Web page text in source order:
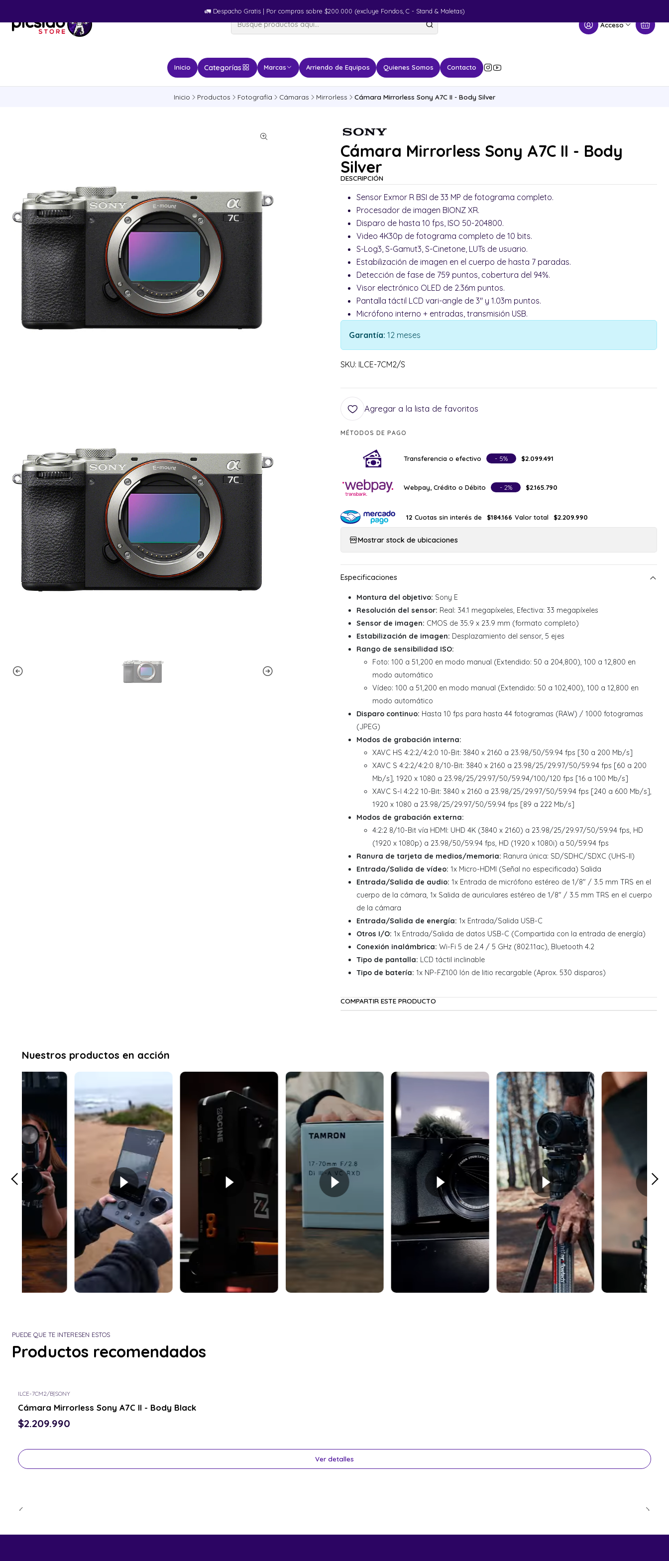
Acceso
Inicio Categorías Marcas Arriendo de Equipos Quienes Somos Contacto
🚛​ Despacho Gratis | Por compras sobre $200.000 (excluye Fondos, C - Stand & Maletas)
Inicio Productos Fotografía Cámaras Mirrorless Cámara Mirrorless Sony A7C II - Body Silver
Cámara Mirrorless Sony A7C II - Body
Silver
DESCRIPCIÓN
Sensor Exmor R BSI de 33 MP de fotograma completo.
Procesador de imagen BIONZ XR.
Disparo de hasta 10 fps, ISO 50-204800.
Video 4K30p de fotograma completo de 10 bits.
S-Log3, S-Gamut3, S-Cinetone, LUTs de usuario.
Estabilización de imagen en el cuerpo de hasta 7 paradas.
Detección de fase de 759 puntos, cobertura del 94%.
Visor electrónico OLED de 2.36m puntos.
Pantalla táctil LCD vari-angle de 3" y 1.03m puntos.
Micrófono interno + entradas, transmisión USB.
Garantía: 12 meses
SKU: ILCE-7CM2/S
Agregar a la lista de favoritos
MÉTODOS DE PAGO
Transferencia o efectivo - 5% $2.099.491
Webpay, Crédito o Débito - 2% $2.165.790
12 Cuotas sin interés de $184.166 Valor total $2.209.990
Mostrar stock de ubicaciones
Montura del objetivo: Sony E
Resolución del sensor: Real: 34.1 megapíxeles, Efectiva: 33 megapíxeles
Sensor de imagen: CMOS de 35.9 x 23.9 mm (formato completo)
Estabilización de imagen: Desplazamiento del sensor, 5 ejes
Rango de sensibilidad ISO:
Foto: 100 a 51,200 en modo manual (Extendido: 50 a 204,800), 100 a 12,800 en
modo automático
Vídeo: 100 a 51,200 en modo manual (Extendido: 50 a 102,400), 100 a 12,800 en
modo automático
Disparo continuo: Hasta 10 fps para hasta 44 fotogramas (RAW) / 1000 fotogramas
(JPEG)
Modos de grabación interna:
XAVC HS 4:2:2/4:2:0 10-Bit: 3840 x 2160 a 23.98/50/59.94 fps [30 a 200 Mb/s]
XAVC S 4:2:2/4:2:0 8/10-Bit: 3840 x 2160 a 23.98/25/29.97/50/59.94 fps [60 a 200
Mb/s], 1920 x 1080 a 23.98/25/29.97/50/59.94/100/120 fps [16 a 100 Mb/s]
XAVC S-I 4:2:2 10-Bit: 3840 x 2160 a 23.98/25/29.97/50/59.94 fps [240 a 600 Mb/s],
1920 x 1080 a 23.98/25/29.97/50/59.94 fps [89 a 222 Mb/s]
Modos de grabación externa:
4:2:2 8/10-Bit vía HDMI: UHD 4K (3840 x 2160) a 23.98/25/29.97/50/59.94 fps, HD
(1920 x 1080p) a 23.98/50/59.94 fps, HD (1920 x 1080i) a 50/59.94 fps
Ranura de tarjeta de medios/memoria: Ranura única: SD/SDHC/SDXC (UHS-II)
Entrada/Salida de vídeo: 1x Micro-HDMI (Señal no especificada) Salida
Entrada/Salida de audio: 1x Entrada de micrófono estéreo de 1/8" / 3.5 mm TRS en el
cuerpo de la cámara, 1x Salida de auriculares estéreo de 1/8" / 3.5 mm TRS en el cuerpo
de la cámara
Entrada/Salida de energía: 1x Entrada/Salida USB-C
Otros I/O: 1x Entrada/Salida de datos USB-C (Compartida con la entrada de energía)
Conexión inalámbrica: Wi-Fi 5 de 2.4 / 5 GHz (802.11ac), Bluetooth 4.2
Tipo de pantalla: LCD táctil inclinable
Tipo de batería: 1x NP-FZ100 Ión de litio recargable (Aprox. 530 disparos)
COMPARTIR ESTE PRODUCTO
PUEDE QUE TE INTERESEN ESTOS
Productos recomendados
ILCE-7CM2/B|SONY
Cámara Mirrorless Sony A7C II - Body Black
$2.209.990
Ver detalles